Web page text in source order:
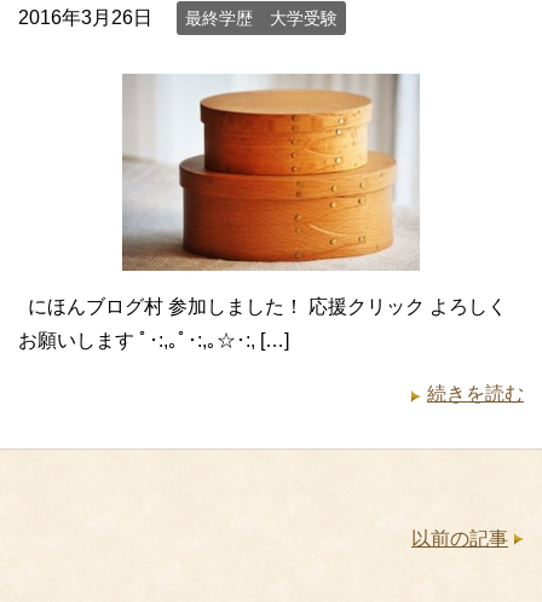
2016年3月26日 最終学歴 大学受験
にほんブログ村 参加しました！ 応援クリック よろしく
お願いします ﾟ･:,｡ﾟ･:,｡☆･:, […]
続きを読む
以前の記事